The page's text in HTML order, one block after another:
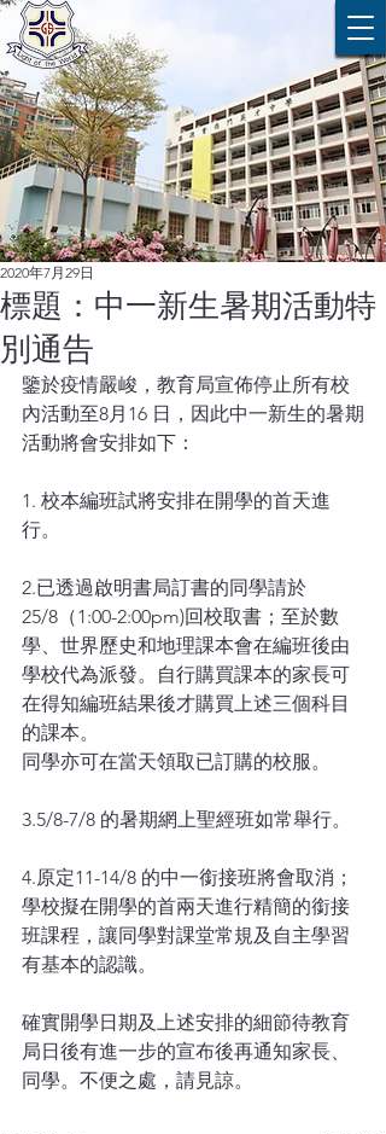
標題：中一新生暑期活動特
別通告
2020年7月29日
鑒於疫情嚴峻，教育局宣佈停止所有校
內活動至8月16 日，因此中一新生的暑期
活動將會安排如下：
1. 校本編班試將安排在開學的首天進
行。
2.已透過啟明書局訂書的同學請於
25/8（1:00-2:00pm)回校取書；至於數
學、世界歷史和地理課本會在編班後由
學校代為派發。自行購買課本的家長可
在得知編班結果後才購買上述三個科目
的課本。
同學亦可在當天領取已訂購的校服。
3.5/8-7/8 的暑期網上聖經班如常舉行。
4.原定11-14/8 的中一銜接班將會取消；
學校擬在開學的首兩天進行精簡的銜接
班課程，讓同學對課堂常規及自主學習
有基本的認識。
確實開學日期及上述安排的細節待教育
局日後有進一步的宣布後再通知家長、
同學。不便之處，請見諒。